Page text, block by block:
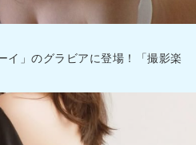
イ」のグラビアに登場！「撮影楽